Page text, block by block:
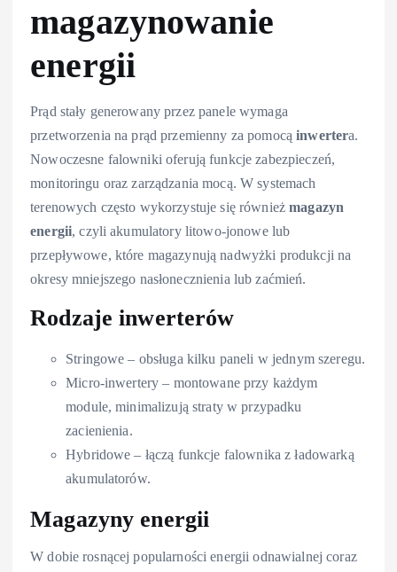
magazynowanie
energii
Prąd stały generowany przez panele wymaga
przetworzenia na prąd przemienny za pomocąinwertera.
Nowoczesne falowniki oferują funkcje zabezpieczeń,
monitoringu oraz zarządzania mocą. W systemach
terenowych często wykorzystuje się równieżmagazyn
energii, czyli akumulatory litowo-jonowe lub
przepływowe, które magazynują nadwyżki produkcji na
okresy mniejszego nasłonecznienia lub zaćmień.
Rodzaje inwerterów
Stringowe – obsługa kilku paneli w jednym szeregu.
Micro-inwertery – montowane przy każdym
module, minimalizują straty w przypadku
zacienienia.
Hybridowe – łączą funkcje falownika z ładowarką
akumulatorów.
Magazyny energii
W dobie rosnącej popularności energii odnawialnej coraz